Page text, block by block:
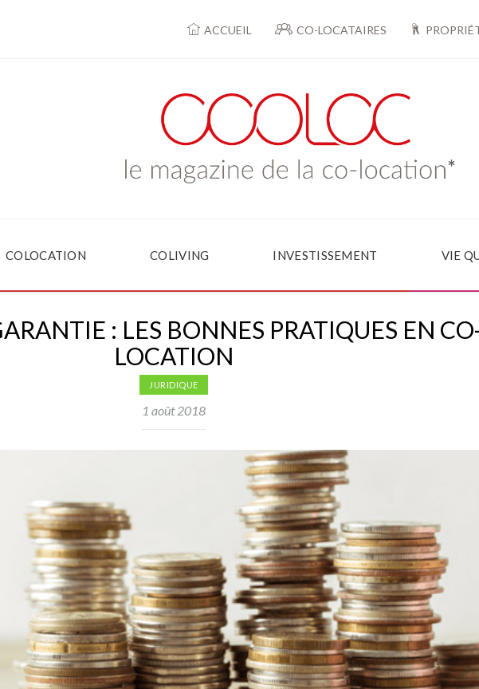
ACCUEIL CO-LOCATAIRES
COLOCATION COLIVING INVESTISSEMENT VIE
: LES BONNES PRATIQUES EN
LOCATION
JURIDIQUE
1 août 2018